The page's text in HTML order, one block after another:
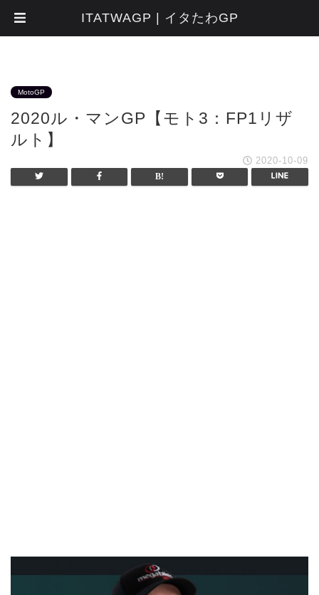
MotoGP
2020ル・マンGP【モト3：FP1リザ
ルト】
2020-10-09
ITATWAGP | イタたわGP